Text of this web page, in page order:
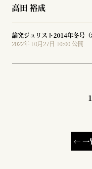
高田 裕成
論究ジュリスト2014年冬号
2022年 10月27日 10:00 公開
1
← 一